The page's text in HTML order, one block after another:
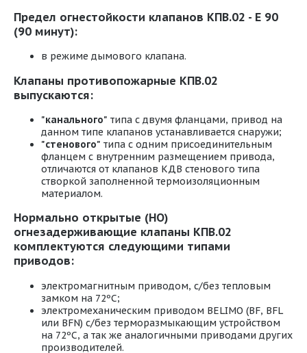
Предел огнестойкости клапанов КПВ.02 - E 90
(90 минут):
в режиме дымового клапана.
Клапаны противопожарные КПВ.02
выпускаются:
"канального" типа с двумя фланцами, привод на
данном типе клапанов устанавливается снаружи;
"стенового" типа с одним присоединительным
фланцем с внутренним размещением привода,
отличаются от клапанов КДВ стенового типа
створкой заполненной термоизоляционным
материалом.
Нормально открытые (НО)
огнезадерживающие клапаны КПВ.02
комплектуются следующими типами
приводов:
электромагнитным приводом, с/без тепловым
замком на 72ºС;
электромеханическим приводом BELIMO (BF, BFL
или BFN) с/без терморазмыкающим устройством
на 72ºС, а так же аналогичными приводами других
производителей.